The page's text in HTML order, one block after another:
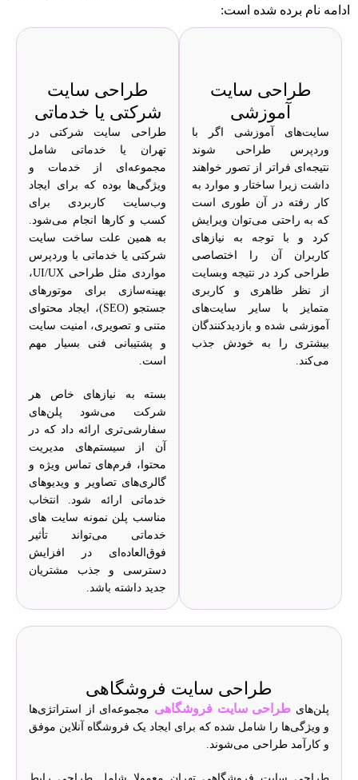
ادامه نام برده شده است:
طراحی سایت
آموزشی
سایت‌های آموزشی اگر با
وردپرس طراحی شوند
نتیجه‌ای فراتر از تصور خواهند
داشت زیرا ساختار و موارد به
کار رفته در آن طوری است
که به راحتی می‌‌توان ویرایش
کرد و با توجه به نیازهای
کاربران آن را اختصاصی
طراحی کرد در نتیجه وبسایت
از نظر ظاهری و کاربری
متمایز با سایر سایت‌های
آموزشی شده و بازدیدکنندگان
بیشتری را به خودش جذب
می‌کند.
طراحی سایت
شرکتی یا خدماتی
طراحی سایت شرکتی در
تهران یا خدماتی شامل
مجموعه‌ای از خدمات و
ویژگی‌ها بوده که برای ایجاد
وب‌سایت کاربردی برای
کسب و کارها انجام می‌شود.
به همین علت ساخت سایت
شرکتی یا خدماتی با وردپرس
مواردی مثل طراحی UI/UX،
بهینه‌سازی برای موتورهای
جستجو (SEO)، ایجاد محتوای
متنی و تصویری، امنیت سایت
و پشتیبانی فنی بسیار مهم
است.
بسته به نیازهای خاص هر
شرکت می‌شود پلن‌های
سفارشی‌تری ارائه داد که در
آن از سیستم‌های مدیریت
محتوا، فرم‌های تماس ویژه و
گالری‌های تصاویر و ویدیوهای
خدماتی ارائه شود. انتخاب
مناسب پلن نمونه سایت های
خدماتی می‌تواند تأثیر
فوق‌العاده‌ای در افزایش
دسترسی و جذب مشتریان
جدید داشته باشد.
طراحی سایت فروشگاهی
پلن‌های طراحی سایت فروشگاهی مجموعه‌ای از استراتژی‌ها
و ویژگی‌ها را شامل شده که برای ایجاد یک فروشگاه آنلاین موفق
و کارآمد طراحی می‌شوند.
طراحی سایت فروشگاهی تهران معمولا شامل طراحی رابط